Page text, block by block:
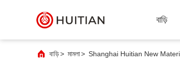
বাড়ি
বাড়ি> মামলা> Shanghai Huitian New Material